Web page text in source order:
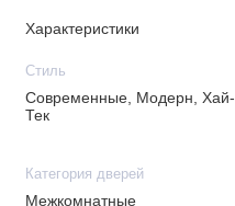
Характеристики
Стиль
Современные, Модерн, Хай-
Тек
Категория дверей
Межкомнатные